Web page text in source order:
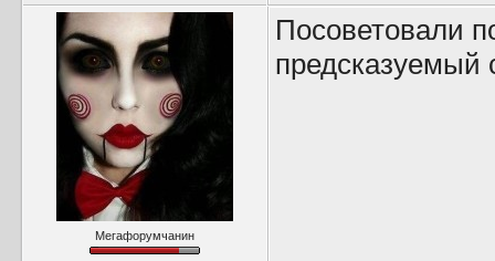
Мегафорумчанин
Посоветовали
предсказуемый